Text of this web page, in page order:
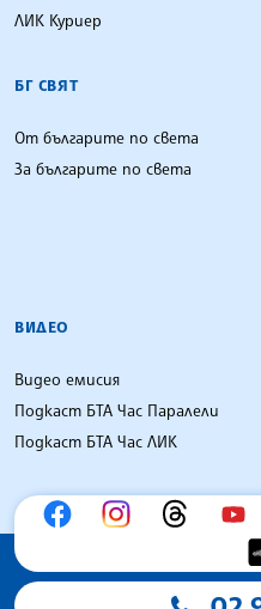
ЛИК Куриер
БГ СВЯТ
От българите по света
За българите по света
ВИДЕО
Видео емисия
Подкаст БТА Час Паралели
Подкаст БТА Час ЛИК